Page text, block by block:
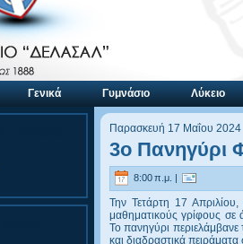
Γενικά Γυμνάσιο Λύκειο
Παρασκευή 17 Μαΐου 2024
3ο Πανηγύρι
8:00 π.μ. |
Την Τετάρτη 17
μαθηματικούς γρίφους σε
Το πανηγύρι
και διαδραστικά